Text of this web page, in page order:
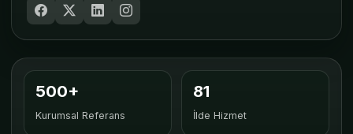
500+
Kurumsal Referans
81
İlde Hizmet